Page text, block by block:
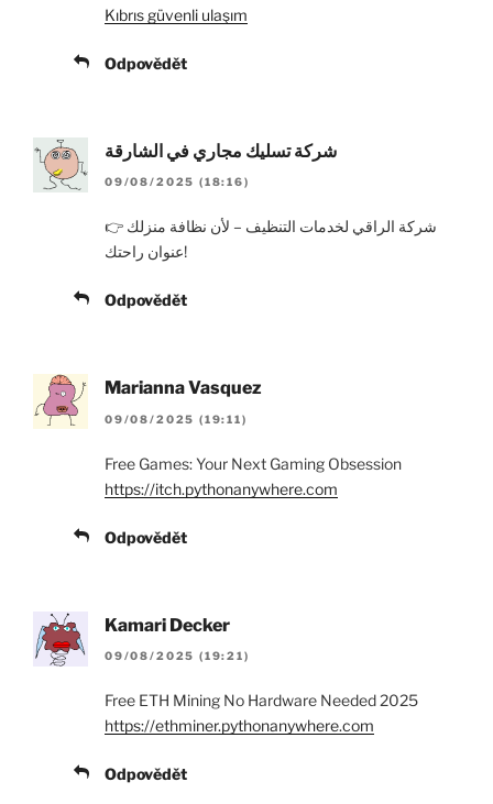
Kıbrıs güvenli ulaşım
Odpovědět
شركة تسليك مجاري في الشارقة
09/08/2025 (18:16)
👉 شركة الراقي لخدمات التنظيف – لأن نظافة منزلك
عنوان راحتك!
Odpovědět
Marianna Vasquez
09/08/2025 (19:11)
Free Games: Your Next Gaming Obsession
https://itch.pythonanywhere.com
Odpovědět
Kamari Decker
09/08/2025 (19:21)
Free ETH Mining No Hardware Needed 2025
https://ethminer.pythonanywhere.com
Odpovědět